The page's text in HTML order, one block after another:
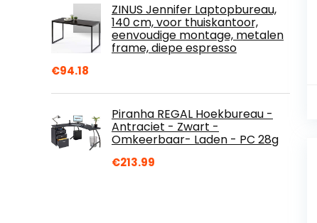
ZINUS Jennifer Laptopbureau,
140 cm, voor thuiskantoor,
eenvoudige montage, metalen
frame, diepe espresso
€94.18
Piranha REGAL Hoekbureau -
Antraciet - Zwart -
Omkeerbaar- Laden - PC 28g
€213.99